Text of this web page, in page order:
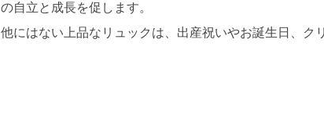
の自立と成長を促します。
他にはない上品なリュックは、出産祝いやお誕生日、ク